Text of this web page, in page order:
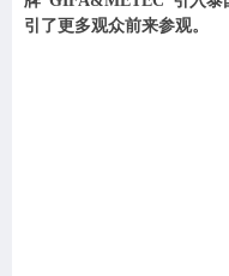
引了更多观众前来参观。